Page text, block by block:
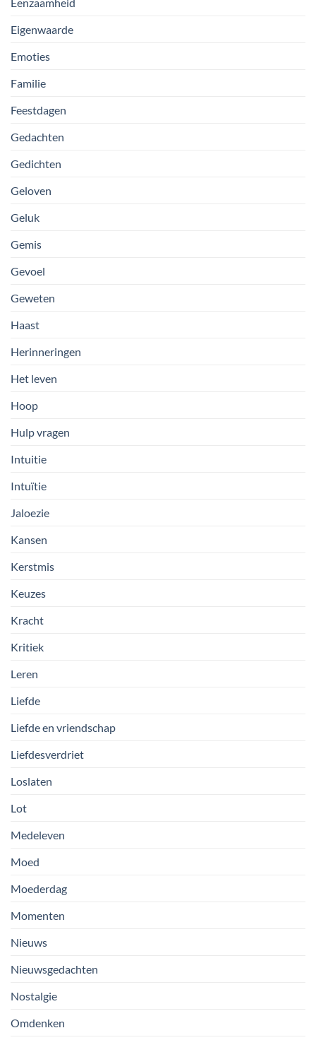
Eigenwaarde
Emoties
Familie
Feestdagen
Gedachten
Gedichten
Geloven
Geluk
Gemis
Gevoel
Geweten
Haast
Herinneringen
Het leven
Hoop
Hulp vragen
Intuitie
Intuïtie
Jaloezie
Kansen
Kerstmis
Keuzes
Kracht
Kritiek
Leren
Liefde
Liefde en vriendschap
Liefdesverdriet
Loslaten
Lot
Medeleven
Moed
Moederdag
Momenten
Nieuws
Nieuwsgedachten
Nostalgie
Omdenken